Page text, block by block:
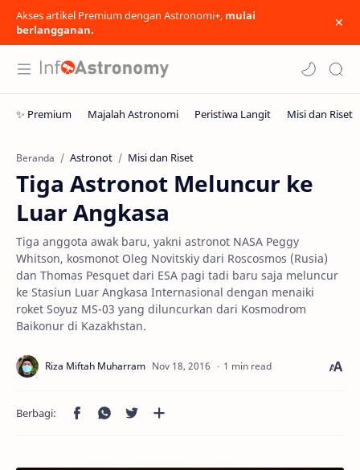
Akses artikel Premium dengan Astronomi+, mulai
berlangganan.
Beranda Astronot Misi dan Riset
Tiga Astronot Meluncur ke
Luar Angkasa
Tiga anggota awak baru, yakni astronot NASA Peggy
Whitson, kosmonot Oleg Novitskiy dari Roscosmos (Rusia)
dan Thomas Pesquet dari ESA pagi tadi baru saja meluncur
ke Stasiun Luar Angkasa Internasional dengan menaiki
roket Soyuz MS-03 yang diluncurkan dari Kosmodrom
Baikonur di Kazakhstan.
1 min read